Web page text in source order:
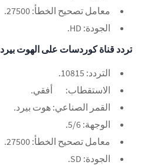
معامل تصحيح الخطأ: 27500.
الجودة: HD.
تردد قناة كوردسات على الهوت بيرد
التردد: 10815.
الاستقطاب:
أفقي.
القمر الصناعي: هوت بيرد.
الوجهة: 5/6.
معامل تصحيح الخطأ: 27500.
الجودة: SD.